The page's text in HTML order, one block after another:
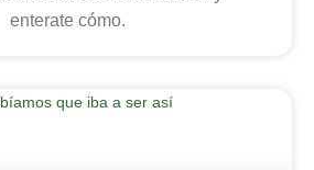
enterate cómo.